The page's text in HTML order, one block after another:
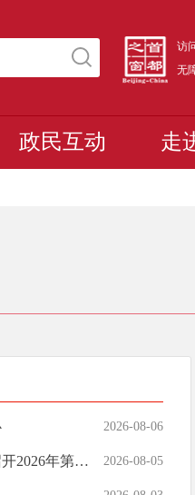
访
无
政民互动 走
2026-08-06
6次工作例会 2026-08-05